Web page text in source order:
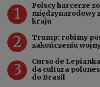
1
Polscy harcerze
międzynarodowy
kraju
2
Trump: robimy
zakończeniu
3
Curso de
da cultura
do Brasil